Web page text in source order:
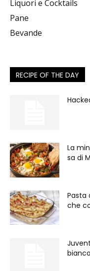
Liquori e Cocktails
Pane
Bevande
RECIPE OF THE DAY
La
sa di
Pasta
che